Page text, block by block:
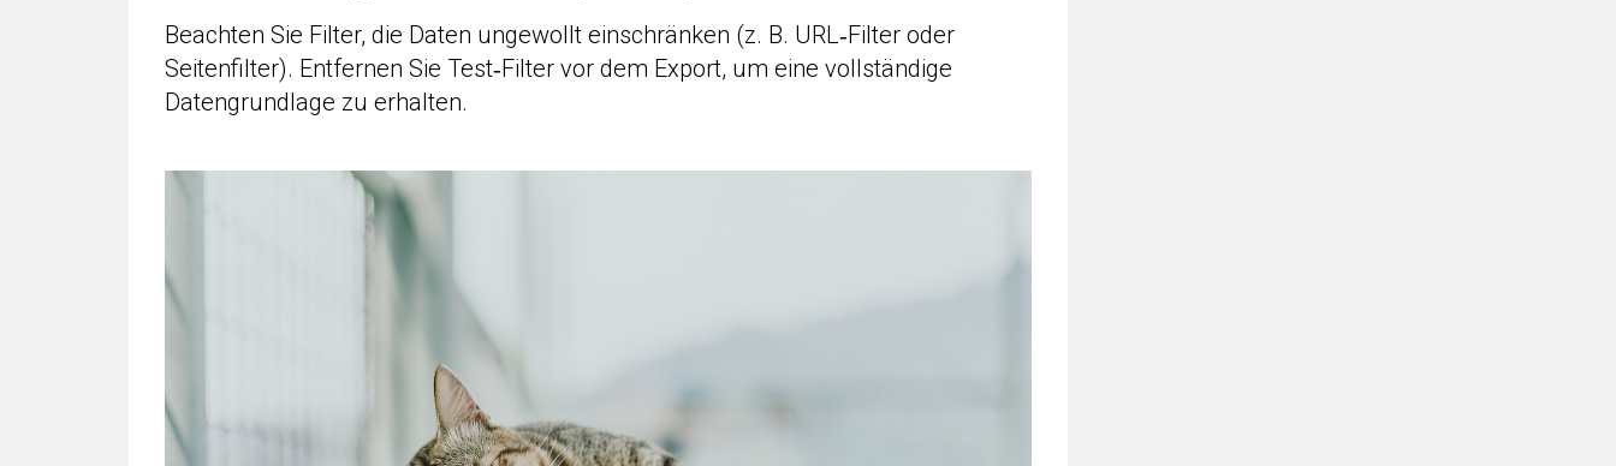
Beachten Sie Filter, die Daten ungewollt einschränken (z. B. URL‑Filter oder
Seitenfilter). Entfernen Sie Test‑Filter vor dem Export, um eine vollständige
Datengrundlage zu erhalten.